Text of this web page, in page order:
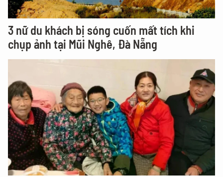
3 nữ du khách bị sóng cuốn mất tích khi
chụp ảnh tại Mũi Nghê, Đà Nẵng